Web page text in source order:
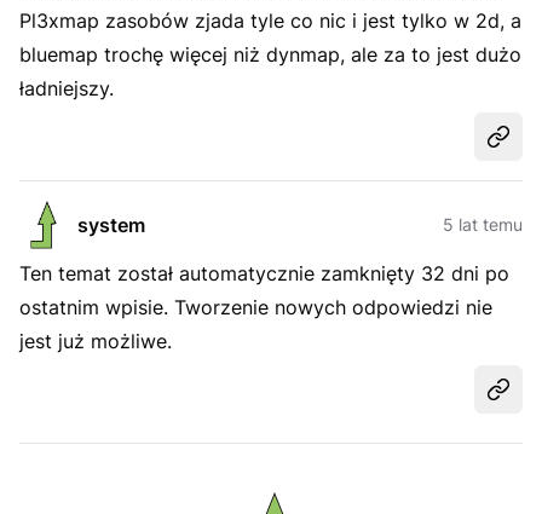
Pl3xmap zasobów zjada tyle co nic i jest tylko w 2d, a
bluemap trochę więcej niż dynmap, ale za to jest dużo
ładniejszy.
system 5 lat temu
Ten temat został automatycznie zamknięty 32 dni po
ostatnim wpisie. Tworzenie nowych odpowiedzi nie
jest już możliwe.